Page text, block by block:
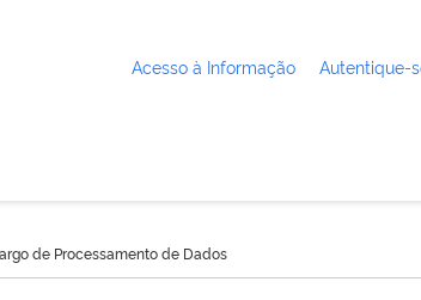
Acesso à Informação Autentique-
de Processamento de Dados